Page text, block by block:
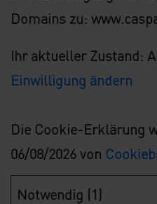
Domains zu:
Ihr aktueller Zustand:
Einwilligung ändern
Die Cookie-Erklärung
06/08/2026 von
Notwendig (1)